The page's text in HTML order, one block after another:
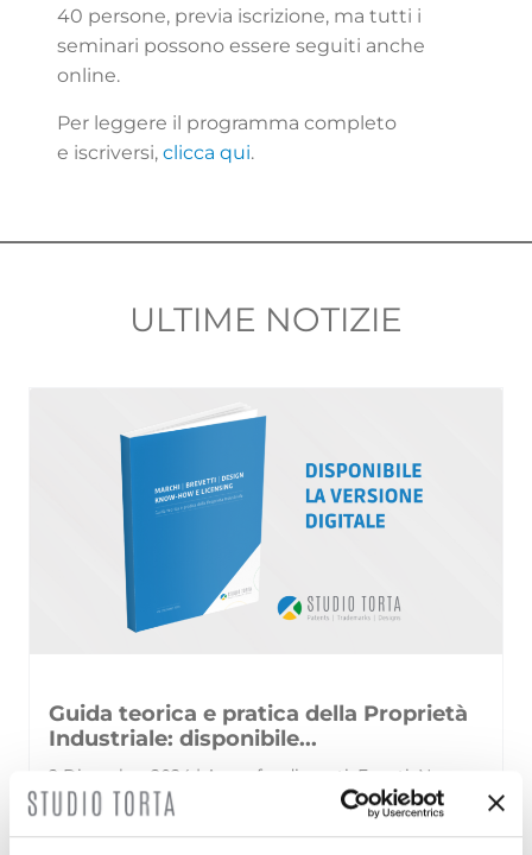
40 persone, previa iscrizione, ma tutti i
seminari possono essere seguiti anche
online.
Per leggere il programma completo
e iscriversi, clicca qui.
ULTIME NOTIZIE
Guida teorica e pratica della Proprietà
Industriale: disponibile...
2 Dicembre 2024 | Approfondimenti, Eventi, News,
Rassegna stampa